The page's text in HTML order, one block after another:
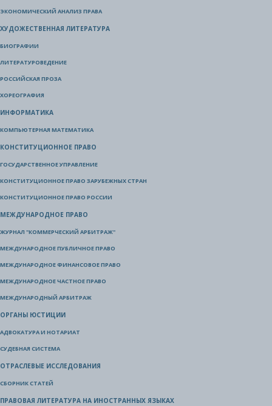
ЭКОНОМИЧЕСКИЙ АНАЛИЗ ПРАВА
ХУДОЖЕСТВЕННАЯ ЛИТЕРАТУРА
БИОГРАФИИ
ЛИТЕРАТУРОВЕДЕНИЕ
РОССИЙСКАЯ ПРОЗА
ХОРЕОГРАФИЯ
ИНФОРМАТИКА
КОМПЬЮТЕРНАЯ МАТЕМАТИКА
КОНСТИТУЦИОННОЕ ПРАВО
ГОСУДАРСТВЕННОЕ УПРАВЛЕНИЕ
КОНСТИТУЦИОННОЕ ПРАВО ЗАРУБЕЖНЫХ СТРАН
КОНСТИТУЦИОННОЕ ПРАВО РОССИИ
МЕЖДУНАРОДНОЕ ПРАВО
ЖУРНАЛ "КОММЕРЧЕСКИЙ АРБИТРАЖ"
МЕЖДУНАРОДНОЕ ПУБЛИЧНОЕ ПРАВО
МЕЖДУНАРОДНОЕ ФИНАНСОВОЕ ПРАВО
МЕЖДУНАРОДНОЕ ЧАСТНОЕ ПРАВО
МЕЖДУНАРОДНЫЙ АРБИТРАЖ
ОРГАНЫ ЮСТИЦИИ
АДВОКАТУРА И НОТАРИАТ
СУДЕБНАЯ СИСТЕМА
ОТРАСЛЕВЫЕ ИССЛЕДОВАНИЯ
СБОРНИК СТАТЕЙ
ПРАВОВАЯ ЛИТЕРАТУРА НА ИНОСТРАННЫХ ЯЗЫКАХ